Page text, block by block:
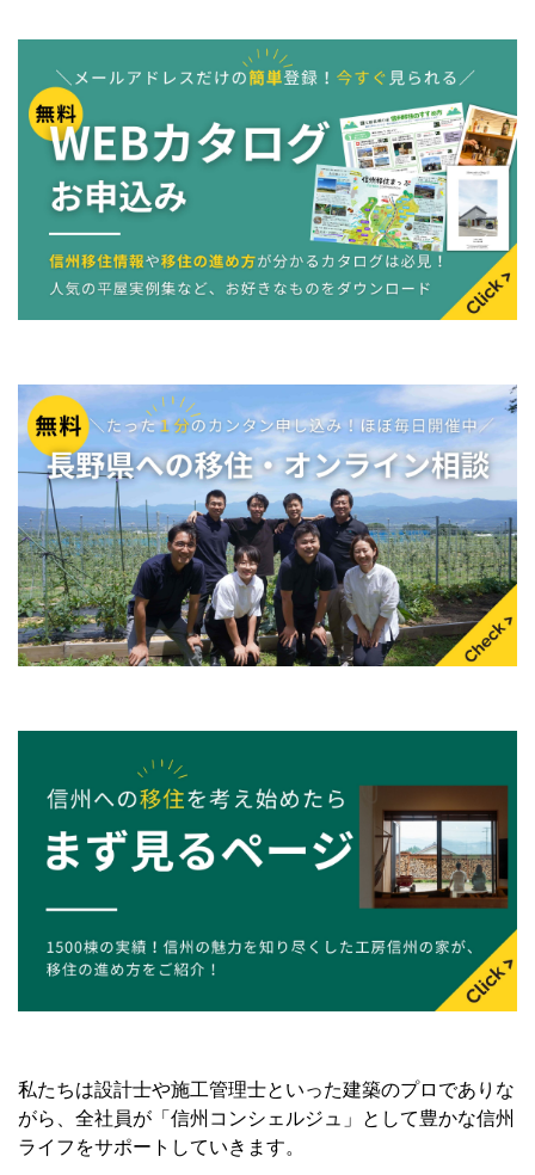
私たちは設計士や施工管理士といった建築のプロでありな
がら、全社員が「信州コンシェルジュ」として豊かな信州
ライフをサポートしていきます。